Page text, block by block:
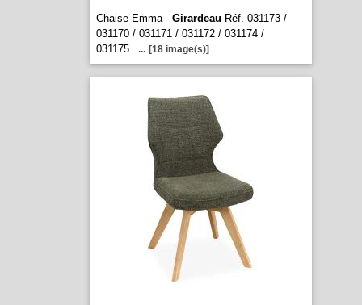
Chaise Emma - Girardeau Réf. 031173 /
031170 / 031171 / 031172 / 031174 /
031175
... [18 image(s)]